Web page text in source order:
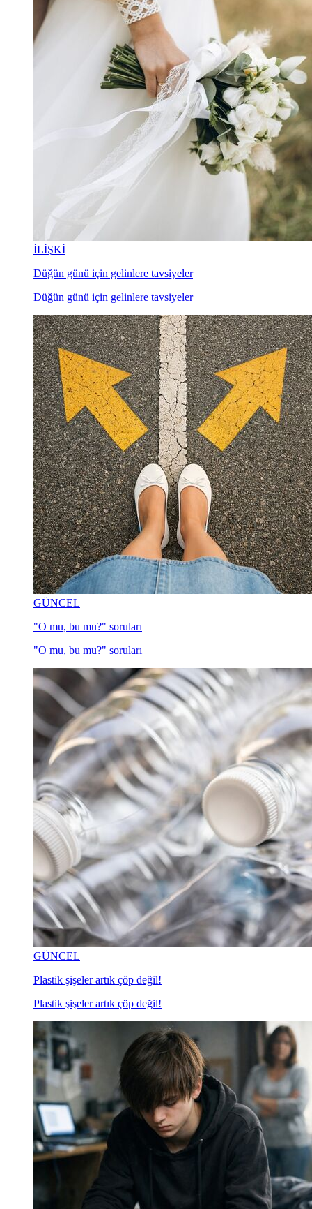
İLİŞKİ
Düğün günü için gelinlere tavsiyeler
Düğün günü için gelinlere tavsiyeler
GÜNCEL
"O mu, bu mu?" soruları
"O mu, bu mu?" soruları
GÜNCEL
Plastik şişeler artık çöp değil!
Plastik şişeler artık çöp değil!